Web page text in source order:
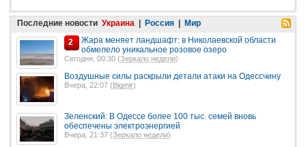
Последние новости Украина | Россия | Мир
2
Жара меняет ландшафт: в Николаевской области
обмелело уникальное розовое озеро
Сегодня, 00:30 (Зеркало недели)
Воздушные силы раскрыли детали атаки на Одессчину
Вчера, 22:07 ( Bigmir)
Зеленский: В Одессе более 100 тыс. семей вновь
обеспечены электроэнергией
Вчера, 21:37 (Зеркало недели)